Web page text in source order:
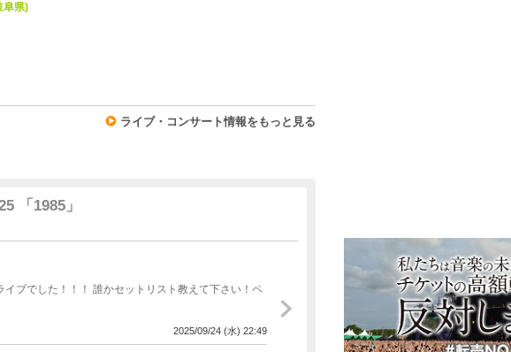
阜県)
ライブ・コンサート情報をもっと見る
「1985」
ブでした！！！ 誰かセットリスト教えて下さい！ペ
2025/09/24 (水) 22:49